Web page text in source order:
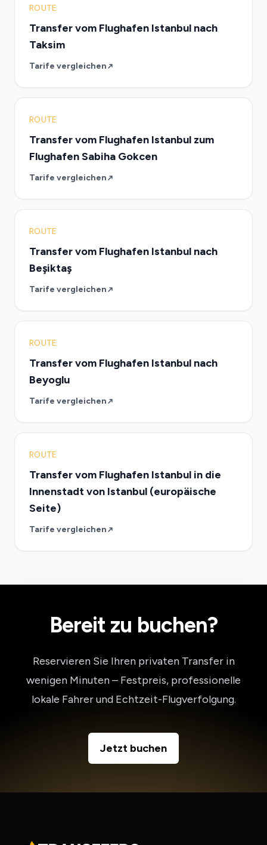
ROUTE
Transfer vom Flughafen Istanbul nach
Taksim
Tarife vergleichen
ROUTE
Transfer vom Flughafen Istanbul zum
Flughafen Sabiha Gokcen
Tarife vergleichen
ROUTE
Transfer vom Flughafen Istanbul nach
Beşiktaş
Tarife vergleichen
ROUTE
Transfer vom Flughafen Istanbul nach
Beyoglu
Tarife vergleichen
ROUTE
Transfer vom Flughafen Istanbul in die
Innenstadt von Istanbul (europäische
Seite)
Tarife vergleichen
Bereit zu buchen?
Reservieren Sie Ihren privaten Transfer in
wenigen Minuten – Festpreis, professionelle
lokale Fahrer und Echtzeit-Flugverfolgung.
Jetzt buchen